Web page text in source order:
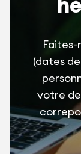
(dates
votre